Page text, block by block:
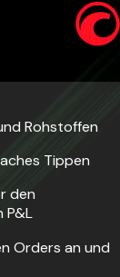
Rohstoffen
Tippen
den
P&L
Orders an und